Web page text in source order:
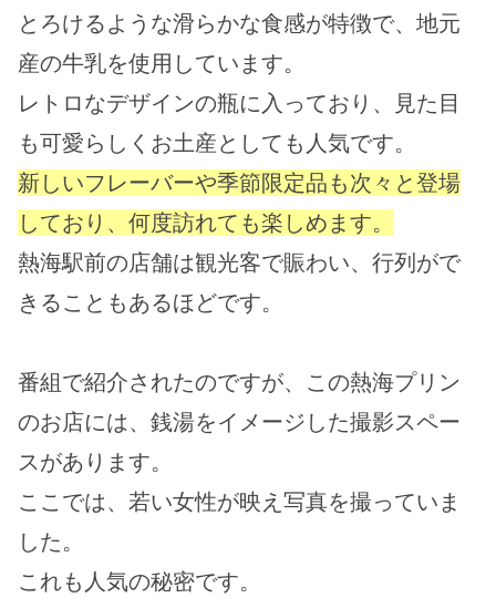
とろけるような滑らかな食感が特徴で、地元
産の牛乳を使用しています。
レトロなデザインの瓶に入っており、見た目
も可愛らしくお土産としても人気です。
新しいフレーバーや季節限定品も次々と登場
しており、何度訪れても楽しめます。
熱海駅前の店舗は観光客で賑わい、行列がで
きることもあるほどです。
番組で紹介されたのですが、この熱海プリン
のお店には、銭湯をイメージした撮影スペー
スがあります。
ここでは、若い女性が映え写真を撮っていま
した。
これも人気の秘密です。